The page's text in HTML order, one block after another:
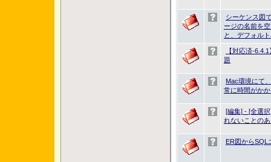
シーケンス図
ージの名前を
と、デフォル
【対応済-
題
Mac環境にて
常に時間がか
[編集] - [全選
れないことの
ER図からSQL